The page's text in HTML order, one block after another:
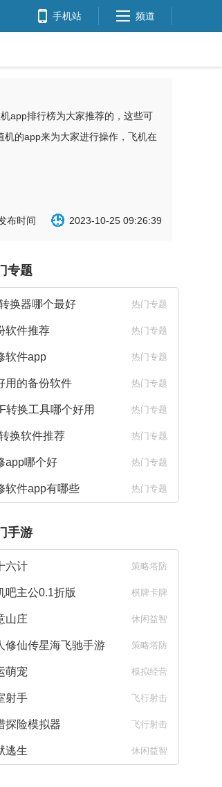
手机站 频道
app排行榜为大家推荐的，这些可
机的app来为大家进行操作，飞机在
2023-10-25 09:26:39
布时间
专题
换器哪个最好 热门专题
软件推荐 热门专题
软件app 热门专题
用的备份软件 热门专题
转换工具哪个好用 热门专题
换软件推荐 热门专题
app哪个好 热门专题
软件app有哪些 热门专题
手游
六计 策略塔防
吧主公0.1折版 棋牌卡牌
山庄 休闲益智
修仙传星海飞驰手游 策略塔防
萌宠 模拟经营
射手 飞行射击
探险模拟器 飞行射击
逃生 休闲益智